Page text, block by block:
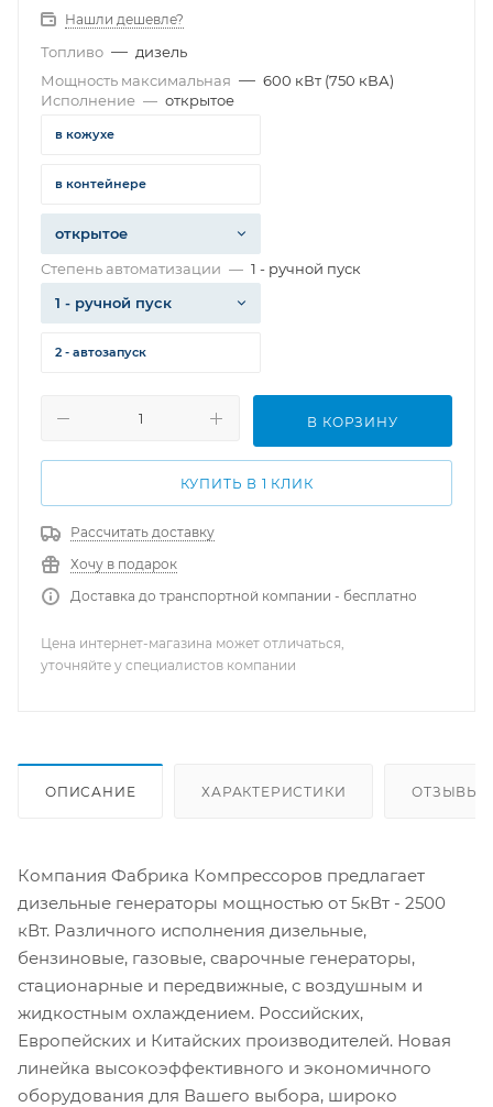
Нашли дешевле?
Топливо — дизель
Мощность максимальная — 600 кВт (750 кВА)
Исполнение — открытое
в кожухе
в контейнере
открытое
Степень автоматизации — 1 - ручной пуск
1 - ручной пуск
2 - автозапуск
В КОРЗИНУ
КУПИТЬ В 1 КЛИК
Рассчитать доставку
Хочу в подарок
Доставка до транспортной компании - бесплатно
Цена интернет-магазина может отличаться,
уточняйте у специалистов компании
ОПИСАНИЕ ХАРАКТЕРИСТИКИ ОТЗЫВЫ
Компания Фабрика Компрессоров предлагает
дизельные генераторы мощностью от 5кВт - 2500
кВт. Различного исполнения дизельные,
бензиновые, газовые, сварочные генераторы,
стационарные и передвижные, с воздушным и
жидкостным охлаждением. Российских,
Европейских и Китайских производителей. Новая
линейка высокоэффективного и экономичного
оборудования для Вашего выбора, широко